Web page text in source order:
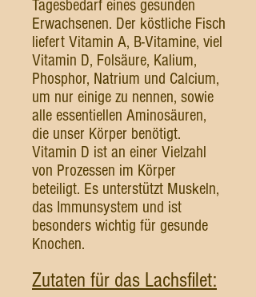
Tagesbedarf eines gesunden
Erwachsenen. Der köstliche Fisch
liefert Vitamin A, B-Vitamine, viel
Vitamin D, Folsäure, Kalium,
Phosphor, Natrium und Calcium,
um nur einige zu nennen, sowie
alle essentiellen Aminosäuren,
die unser Körper benötigt.
Vitamin D ist an einer Vielzahl
von Prozessen im Körper
beteiligt. Es unterstützt Muskeln,
das Immunsystem und ist
besonders wichtig für gesunde
Knochen.
Zutaten für das Lachsfilet: